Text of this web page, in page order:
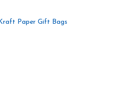
Paper Gift Bags